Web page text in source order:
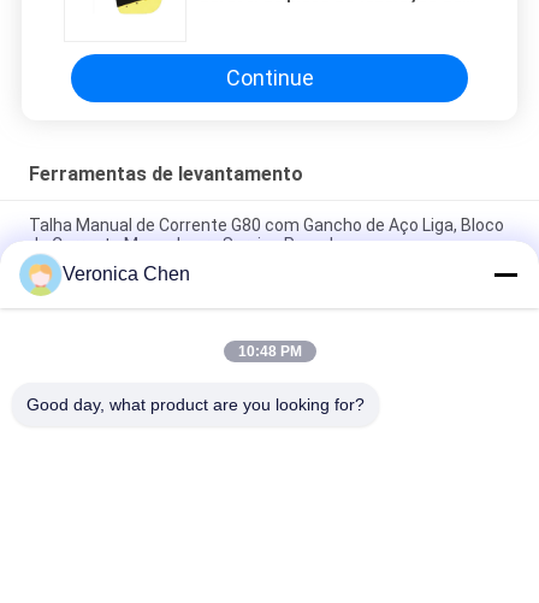
concretas
Continue
Ferramentas de levantamento
Talha Manual de Corrente G80 com Gancho de Aço Liga, Bloco
de Corrente Manual para Serviço Pesado
Elevador magnético automático permanente de 1 toneladas -
℃ de 5 toneladas da temperatura <80 da operação
Braçadeira dobro da placa de aço para únicas ou multi placas
Veronica Chen
10:48 PM
Good day, what product are you looking for?